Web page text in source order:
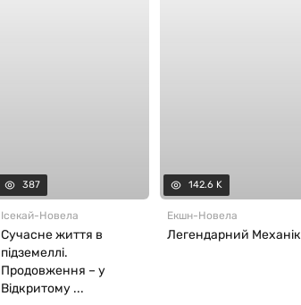
387
Ісекай-Новела
Сучасне життя в
підземеллі.
Продовження – у
Відкритому ...
142.6 K
Екшн-Новела
Легендарний Механік